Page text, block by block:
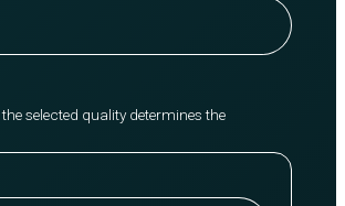
selected quality determines the